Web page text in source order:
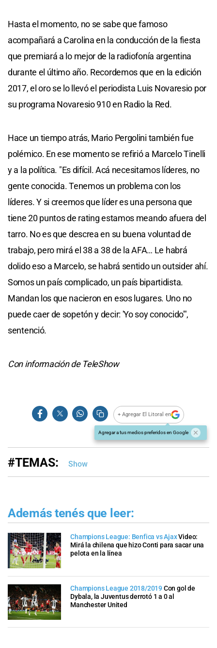
Hasta el momento, no se sabe que famoso
acompañará a Carolina en la conducción de la fiesta
que premiará a lo mejor de la radiofonía argentina
durante el último año. Recordemos que en la edición
2017, el oro se lo llevó el periodista Luis Novaresio por
su programa Novaresio 910 en Radio la Red.
Hace un tiempo atrás, Mario Pergolini también fue
polémico. En ese momento se refirió a Marcelo Tinelli
y a la política. "Es difícil. Acá necesitamos líderes, no
gente conocida. Tenemos un problema con los
líderes. Y si creemos que líder es una persona que
tiene 20 puntos de rating estamos meando afuera del
tarro. No es que descrea en su buena voluntad de
trabajo, pero mirá el 38 a 38 de la AFA… Le habrá
dolido eso a Marcelo, se habrá sentido un outsider ahí.
Somos un país complicado, un país bipartidista.
Mandan los que nacieron en esos lugares. Uno no
puede caer de sopetón y decir: 'Yo soy conocido'",
sentenció.
Con información de TeleShow
+ Agregar El Litoral en
Agregar a tus medios preferidos en Google
#TEMAS: Show
Además tenés que leer:
Champions League: Benfica vs AjaxVideo:
Mirá la chilena que hizo Conti para sacar una
pelota en la línea
Champions League 2018/2019Con gol de
Dybala, la Juventus derrotó 1 a 0 al
Manchester United